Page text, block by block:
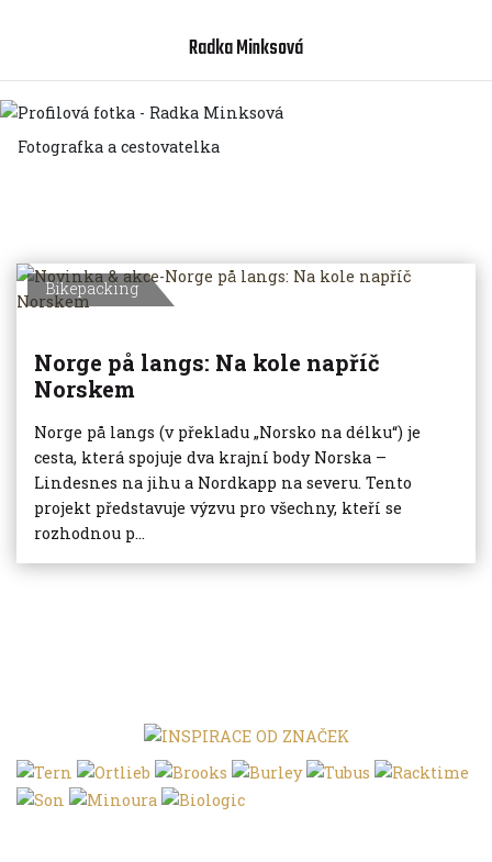
Radka Minksová
Fotografka a cestovatelka
Bikepacking
Norge på langs: Na kole napříč
Norskem
Norge på langs (v překladu „Norsko na délku“) je
cesta, která spojuje dva krajní body Norska –
Lindesnes na jihu a Nordkapp na severu. Tento
projekt představuje výzvu pro všechny, kteří se
rozhodnou p...